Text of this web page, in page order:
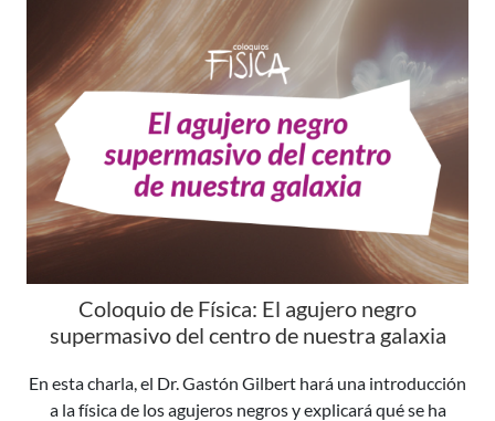
Coloquio de Física: El agujero negro
supermasivo del centro de nuestra galaxia
En esta charla, el Dr. Gastón Gilbert hará una introducción
a la física de los agujeros negros y explicará qué se ha